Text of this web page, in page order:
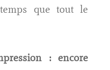
que tout le
: encore